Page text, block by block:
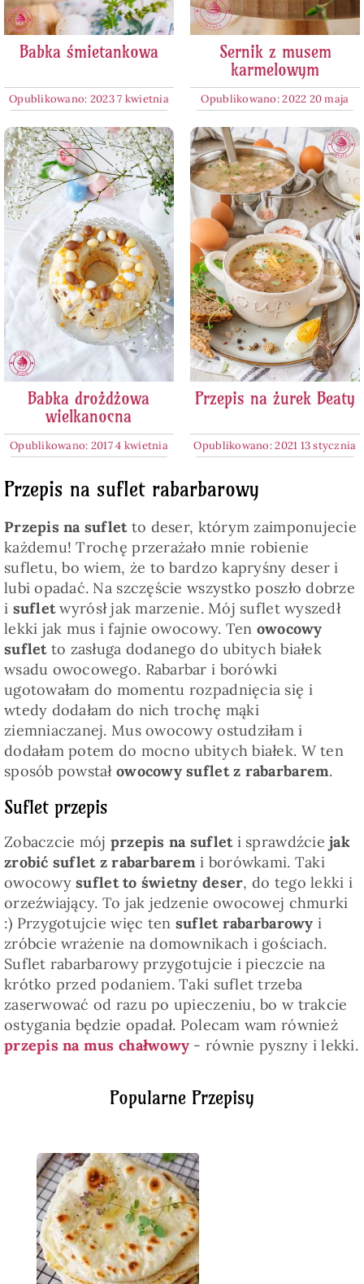
Popularne Przepisy
Babka śmietankowa
Opublikowano: 2023 7 kwietnia
Sernik z musem
karmelowym
Opublikowano: 2022 20 maja
Babka drożdżowa
wielkanocna
Opublikowano: 2017 4 kwietnia
Przepis na żurek Beaty
Opublikowano: 2021 13 stycznia
Przepis na suflet rabarbarowy
Przepis na sufletto deser, którym zaimponujecie
każdemu! Trochę przerażało mnie robienie
sufletu, bo wiem, że to bardzo kapryśny deser i
lubi opadać. Na szczęście wszystko poszło dobrze
i sufletwyrósł jak marzenie. Mój suflet wyszedł
lekki jak mus i fajnie owocowy. Ten owocowy
sufletto zasługa dodanego do ubitych białek
wsadu owocowego. Rabarbar i borówki
ugotowałam do momentu rozpadnięcia się i
wtedy dodałam do nich trochę mąki
ziemniaczanej. Mus owocowy ostudziłam i
dodałam potem do mocno ubitych białek. W ten
sposób powstałowocowy suflet z rabarbarem.
Suflet przepis
Zobaczcie mój przepis na sufleti sprawdźciejak
zrobić suflet z rabarbarem i borówkami. Taki
owocowysuflet to świetny deser, do tego lekki i
orzeźwiający. To jak jedzenie owocowej chmurki
:) Przygotujcie więc ten suflet rabarbarowy i
zróbcie wrażenie na domownikach i gościach.
Suflet rabarbarowy przygotujcie i pieczcie na
krótko przed podaniem. Taki suflet trzeba
zaserwować od razu po upieczeniu, bo w trakcie
ostygania będzie opadał. Polecam wam również
przepis na mus chałwowy - równie pyszny i lekki.